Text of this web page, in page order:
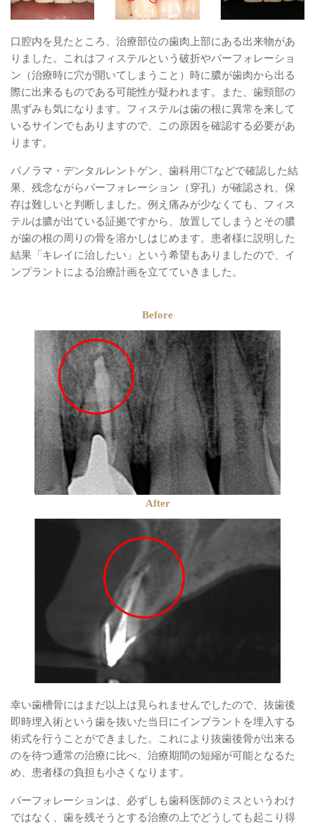
口腔内を見たところ、治療部位の歯肉上部にある出来物があ
りました。これはフィステルという破折やパーフォレーショ
ン（治療時に穴が開いてしまうこと）時に膿が歯肉から出る
際に出来るものである可能性が疑われます。また、歯頸部の
黒ずみも気になります。フィステルは歯の根に異常を来して
いるサインでもありますので、この原因を確認する必要があ
ります。
パノラマ・デンタルレントゲン、歯科用CTなどで確認した結
果、残念ながらパーフォレーション（穿孔）が確認され、保
存は難しいと判断しました。例え痛みが少なくても、フィス
テルは膿が出ている証拠ですから、放置してしまうとその膿
が歯の根の周りの骨を溶かしはじめます。患者様に説明した
結果「キレイに治したい」という希望もありましたので、イ
ンプラントによる治療計画を立てていきました。
Before
After
幸い歯槽骨にはまだ以上は見られませんでしたので、抜歯後
即時埋入術という歯を抜いた当日にインプラントを埋入する
術式を行うことができました。これにより抜歯後骨が出来る
のを待つ通常の治療に比べ、治療期間の短縮が可能となるた
め、患者様の負担も小さくなります。
パーフォレーションは、必ずしも歯科医師のミスというわけ
ではなく、歯を残そうとする治療の上でどうしても起こり得